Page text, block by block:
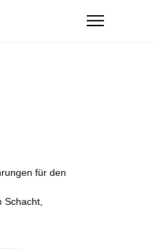
für den